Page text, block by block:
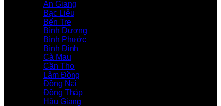
An Giang
Bạc Liêu
Bến Tre
Bình Dương
Bình Phước
Bình Định
Cà Mau
Cần Thơ
Lâm Đồng
Đồng Nai
Đồng Tháp
Hậu Giang